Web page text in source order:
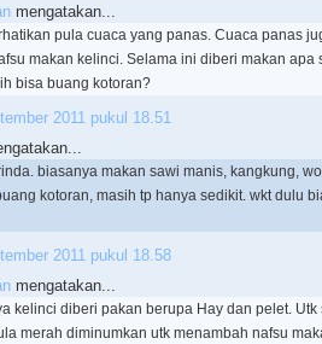
mengatakan...
pula cuaca yang panas. Cuaca panas
makan kelinci. Selama ini diberi makan apa
bisa buang kotoran?
2011 pukul 18.51
biasanya makan sawi manis, kangkung,
kotoran, masih tp hanya sedikit. wkt dulu
2011 pukul 18.58
mengatakan...
kelinci diberi pakan berupa Hay dan pelet. Utk
merah diminumkan utk menambah nafsu